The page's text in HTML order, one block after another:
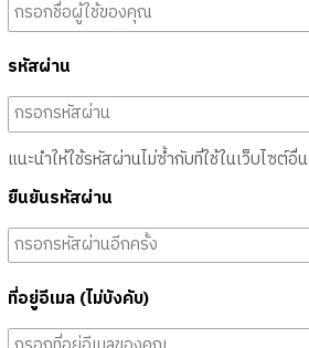
รหัสผ่าน
แนะนำให้ใช้รหัสผ่านไม่ซ้ำกับที่ใช้ในเว็บไซต์อื่น
ยืนยันรหัสผ่าน
ที่อยู่อีเมล (ไม่บังคับ)